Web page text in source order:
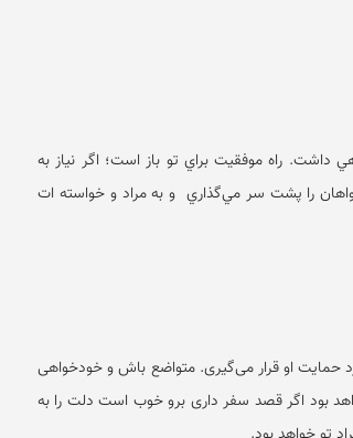
راه موفقيت براي تو باز است؛ اگر نياز به
را پشت سر مي‌گذاري و به مراد و خواسته ات
حمایت او قرار می‌گیری. متواضع باش و خودخواهی
بود اگر قصد سفر داری برو خوب است دلت را به